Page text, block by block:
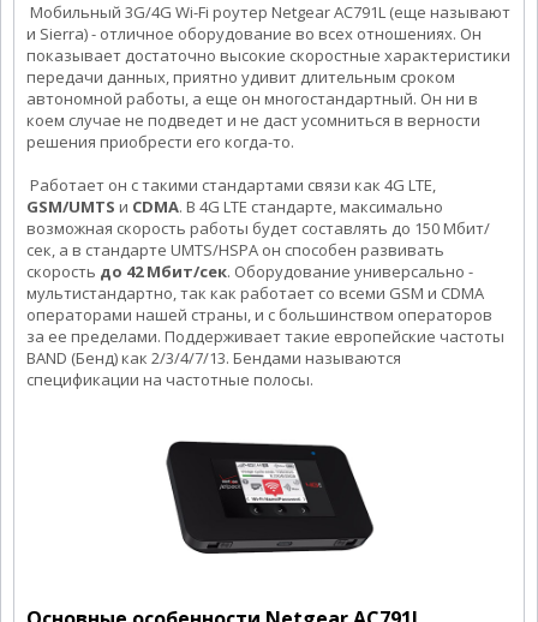
Мобильный 3G/4G Wi-Fi роутер Netgear АС791L (еще называют
и Sierra) - отличное оборудование во всех отношениях. Он
показывает достаточно высокие скоростные характеристики
передачи данных, приятно удивит длительным сроком
автономной работы, а еще он многостандартный. Он ни в
коем случае не подведет и не даст усомниться в верности
решения приобрести его когда-то.
Работает он с такими стандартами связи как 4G LTE,
GSM/UMTS и CDMA. В 4G LTE стандарте, максимально
возможная скорость работы будет составлять до 150 Мбит/
сек, а в стандарте UMTS/HSPA он способен развивать
скорость до 42 Мбит/сек. Оборудование универсально -
мультистандартно, так как работает со всеми GSM и CDMA
операторами нашей страны, и с большинством операторов
за ее пределами. Поддерживает такие европейские частоты
BAND (Бенд) как 2/3/4/7/13. Бендами называются
спецификации на частотные полосы.